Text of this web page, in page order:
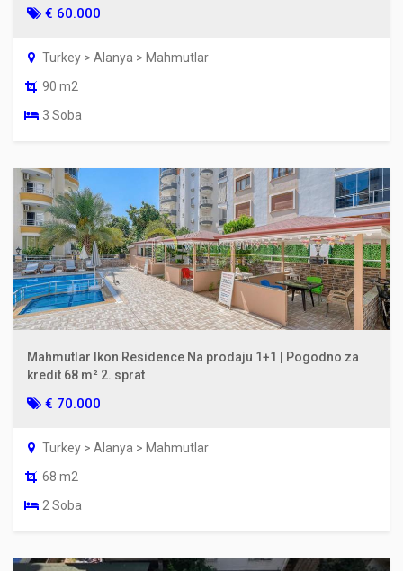
€ 60.000
Turkey > Alanya > Mahmutlar
90 m2
3 Soba
Mahmutlar Ikon Residence Na prodaju 1+1 | Pogodno za
kredit 68 m² 2. sprat
€ 70.000
Turkey > Alanya > Mahmutlar
68 m2
2 Soba